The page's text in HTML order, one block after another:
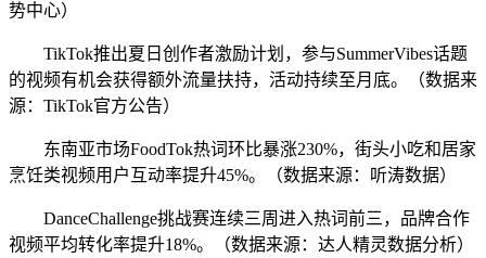
势中心）
TikTok推出夏日创作者激励计划，参与SummerVibes话题
的视频有机会获得额外流量扶持，活动持续至月底。（数据来
源：TikTok官方公告）
东南亚市场FoodTok热词环比暴涨230%，街头小吃和居家
烹饪类视频用户互动率提升45%。（数据来源：听涛数据）
DanceChallenge挑战赛连续三周进入热词前三，品牌合作
视频平均转化率提升18%。（数据来源：达人精灵数据分析）